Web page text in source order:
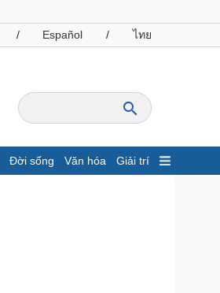
/ Español / ไทย
Đời sống Văn hóa Giải trí